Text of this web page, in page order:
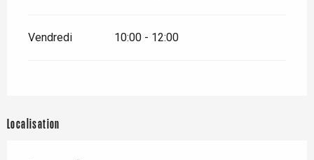
Vendredi 10:00 - 12:00
Localisation